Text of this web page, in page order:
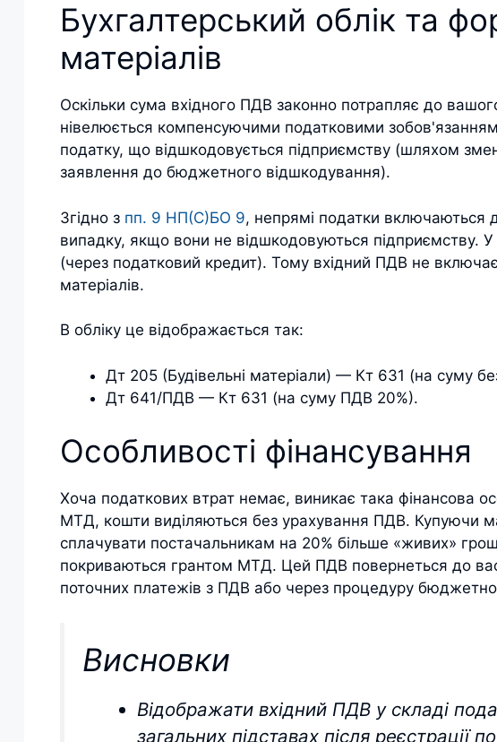
Бухгалтерський облік та
матеріалів
Оскільки сума вхідного ПДВ законно потрапляє до
нівелюється компенсуючими податковими
податку, що відшкодовується підприємству (шляхом
заявлення до бюджетного відшкодування).
Згідно з пп. 9 НП(С)БО 9, непрямі податки включаються
випадку, якщо вони не відшкодовуються підприємству. У
(через податковий кредит). Тому вхідний ПДВ не
матеріалів.
В обліку це відображається так:
Дт 205 (Будівельні матеріали) — Кт 631 (на суму
Дт 641/ПДВ — Кт 631 (на суму ПДВ 20%).
Особливості фінансування
Хоча податкових втрат немає, виникає така фінансова
МТД, кошти виділяються без урахування ПДВ. Купуючи
сплачувати постачальникам на 20% більше «живих»
покриваються грантом МТД. Цей ПДВ повернеться до
поточних платежів з ПДВ або через процедуру
Висновки
Відображати вхідний ПДВ у складі
загальних підставах після реєстрації